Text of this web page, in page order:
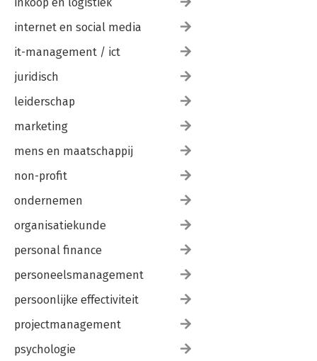
internet en social media
it-management / ict
juridisch
leiderschap
marketing
mens en maatschappij
non-profit
ondernemen
organisatiekunde
personal finance
personeelsmanagement
persoonlijke effectiviteit
projectmanagement
psychologie